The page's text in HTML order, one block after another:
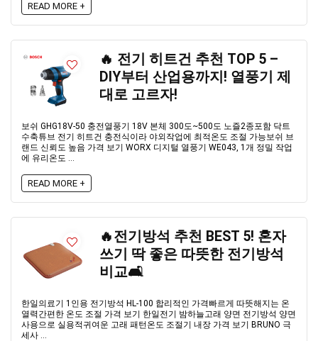
READ MORE +
🔥 전기 히트건 추천 TOP 5 –
DIY부터 산업용까지! 열풍기 제
대로 고르자!
보쉬 GHG18V-50 충전열풍기 18V 본체 300도~500도 노즐2종포함 닥트
수축튜브 전기 히트건 충전식이라 야외작업에 최적온도 조절 가능보쉬 브
랜드 신뢰도 높음 가격 보기 WORX 디지털 열풍기 WE043, 1개 정밀 작업
에 유리온도 ...
READ MORE +
🔥전기방석 추천 BEST 5! 혼자
쓰기 딱 좋은 따뜻한 전기방석
비교🛋️
한일의료기 1인용 전기방석 HL-100 합리적인 가격빠르게 따뜻해지는 온
열력간편한 온도 조절 가격 보기 한일전기 밤하늘고래 양면 전기방석 양면
사용으로 실용적귀여운 고래 패턴온도 조절기 내장 가격 보기 BRUNO 극
세사 ...